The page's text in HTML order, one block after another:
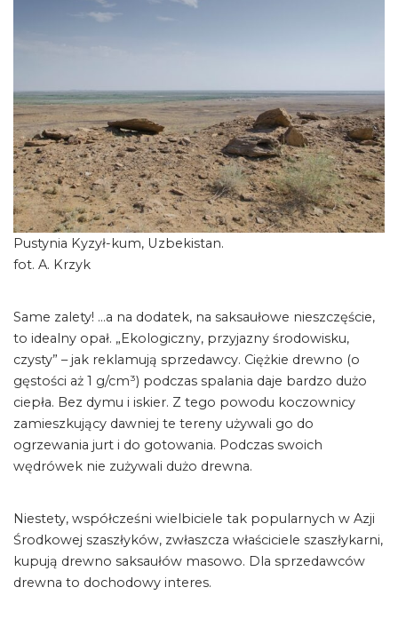
Pustynia Kyzył-kum, Uzbekistan.
fot. A. Krzyk
Same zalety! …a na dodatek, na saksaułowe nieszczęście,
to idealny opał. „Ekologiczny, przyjazny środowisku,
czysty” – jak reklamują sprzedawcy. Ciężkie drewno (o
gęstości aż 1 g/cm³) podczas spalania daje bardzo dużo
ciepła. Bez dymu i iskier. Z tego powodu koczownicy
zamieszkujący dawniej te tereny używali go do
ogrzewania jurt i do gotowania. Podczas swoich
wędrówek nie zużywali dużo drewna.
Niestety, współcześni wielbiciele tak popularnych w Azji
Środkowej szaszłyków, zwłaszcza właściciele szaszłykarni,
kupują drewno saksaułów masowo. Dla sprzedawców
drewna to dochodowy interes.